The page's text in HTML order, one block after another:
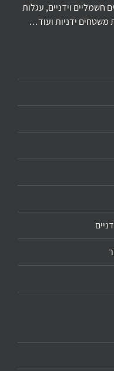
חשמליים וידניים, עגלות
משטחים ידניות ועוד…